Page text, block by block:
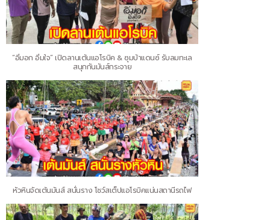
“อิ่มอก อิ่มใจ” เปิดลานเต้นแอโรบิค & ซุมบ้าแดนซ์ รับลมทะเล
สนุกกันมันส์กระจาย
หัวหินจัดเต้นมันส์ สนั่นราง โชว์สเต็ปแอโรบิคแน่นสถานีรถไฟ